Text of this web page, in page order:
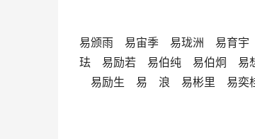
易颁雨 易宙季 易珑洲 易育
珐 易励若 易伯纯 易伯炯 易
易励生 易 浪 易彬里 易